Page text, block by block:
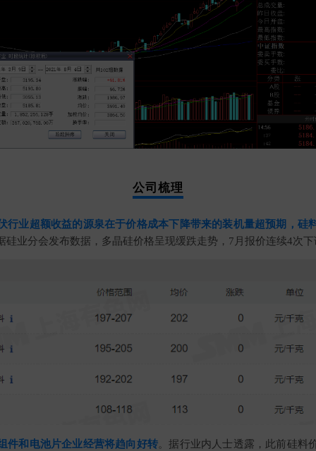
公司梳理
行业超额收益的源泉在于价格成本下降带来的装机量超预期，硅
硅业分会发布数据，多晶硅价格呈现缓跌走势，7月报价连续4次
件和电池片企业经营将趋向好转。据行业内人士透露，此前硅料